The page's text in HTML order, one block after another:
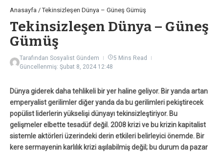
Anasayfa /Tekinsizleşen Dünya – Güneş Gümüş
Tekinsizleşen Dünya – Güneş
Gümüş
Tarafından Sosyalist Gündem
5 Mins Read
Güncellenmiş: Şubat 8, 2024 12:48
Dünya giderek daha tehlikeli bir yer haline geliyor. Bir yanda artan
emperyalist gerilimler diğer yanda da bu gerilimleri pekiştirecek
popülist liderlerin yükselişi dünyayı tekinsizleştiriyor. Bu
gelişmeler elbette tesadüf değil. 2008 krizi ve bu krizin kapitalist
sistemle aktörleri üzerindeki derin etkileri belirleyici önemde. Bir
kere sermayenin karlılık krizi aşılabilmiş değil; bu durum da pazar